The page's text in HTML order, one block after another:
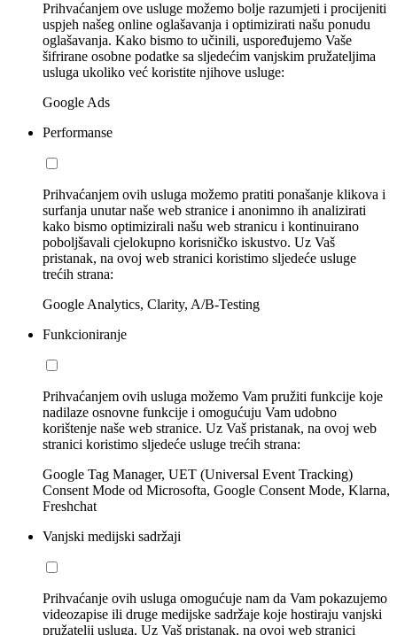
Prihvaćanjem ove usluge možemo bolje razumjeti i procijeniti
uspjeh našeg online oglašavanja i optimizirati našu ponudu
oglašavanja. Kako bismo to učinili, uspoređujemo Vaše
šifrirane osobne podatke sa sljedećim vanjskim pružateljima
usluga ukoliko već koristite njihove usluge:
Google Ads
Performanse
Prihvaćanjem ovih usluga možemo pratiti ponašanje klikova i
surfanja unutar naše web stranice i anonimno ih analizirati
kako bismo optimizirali našu web stranicu i kontinuirano
poboljšavali cjelokupno korisničko iskustvo. Uz Vaš
pristanak, na ovoj web stranici koristimo sljedeće usluge
trećih strana:
Google Analytics, Clarity, A/B-Testing
Funkcioniranje
Prihvaćanjem ovih usluga možemo Vam pružiti funkcije koje
nadilaze osnovne funkcije i omogućuju Vam udobno
korištenje naše web stranice. Uz Vaš pristanak, na ovoj web
stranici koristimo sljedeće usluge trećih strana:
Google Tag Manager, UET (Universal Event Tracking)
Consent Mode od Microsofta, Google Consent Mode, Klarna,
Freshchat
Vanjski medijski sadržaji
Prihvaćanje ovih usluga omogućuje nam da Vam pokazujemo
videozapise ili druge medijske sadržaje koje hostiraju vanjski
pružatelji usluga. Uz Vaš pristanak, na ovoj web stranici